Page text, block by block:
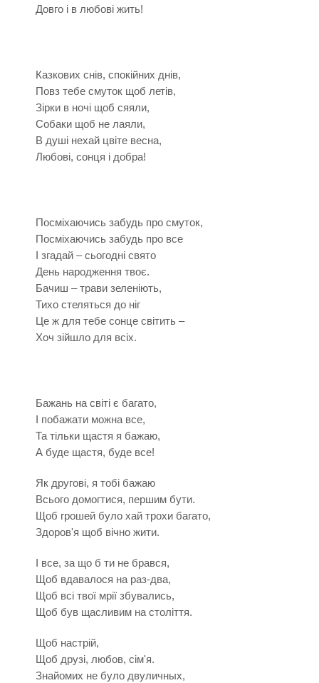
Довго і в любові жить!
Казкових снів, спокійних днів,
Повз тебе смуток щоб летів,
Зірки в ночі щоб сяяли,
Собаки щоб не лаяли,
В душі нехай цвіте весна,
Любові, сонця і добра!
Посміхаючись забудь про смуток,
Посміхаючись забудь про все
І згадай – сьогодні свято
День народження твоє.
Бачиш – трави зеленіють,
Тихо стеляться до ніг
Це ж для тебе сонце світить –
Хоч зійшло для всіх.
Бажань на світі є багато,
І побажати можна все,
Та тільки щастя я бажаю,
А буде щастя, буде все!
Як другові, я тобі бажаю
Всього домогтися, першим бути.
Щоб грошей було хай трохи багато,
Здоров'я щоб вічно жити.
І все, за що б ти не брався,
Щоб вдавалося на раз-два,
Щоб всі твої мрії збувались,
Щоб був щасливим на століття.
Щоб настрій,
Щоб друзі, любов, сім'я.
Знайомих не було двуличных,